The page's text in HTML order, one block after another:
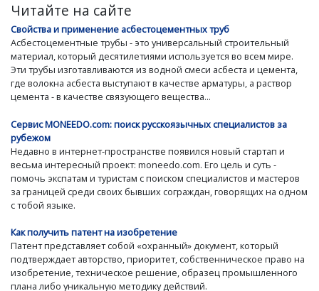
Читайте на сайте
Свойства и применение асбестоцементных труб
Асбестоцементные трубы - это универсальный строительный
материал, который десятилетиями используется во всем мире.
Эти трубы изготавливаются из водной смеси асбеста и цемента,
где волокна асбеста выступают в качестве арматуры, а раствор
цемента - в качестве связующего вещества...
Сервис MONEEDO.com: поиск русскоязычных специалистов за
рубежом
Недавно в интернет-пространстве появился новый стартап и
весьма интересный проект: moneedo.com. Его цель и суть -
помочь экспатам и туристам с поиском специалистов и мастеров
за границей среди своих бывших сограждан, говорящих на одном
с тобой языке.
Как получить патент на изобретение
Патент представляет собой «охранный» документ, который
подтверждает авторство, приоритет, собственническое право на
изобретение, техническое решение, образец промышленного
плана либо уникальную методику действий.